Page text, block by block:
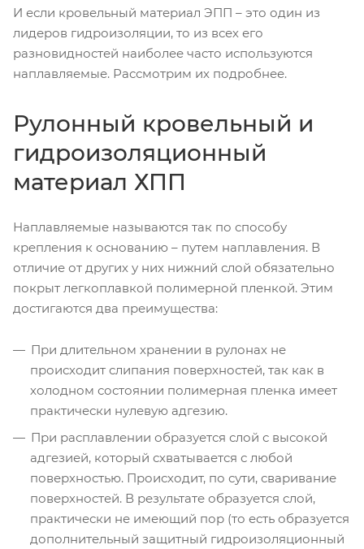
И если кровельный материал ЭПП – это один из
лидеров гидроизоляции, то из всех его
разновидностей наиболее часто используются
наплавляемые. Рассмотрим их подробнее.
Рулонный кровельный и
гидроизоляционный
материал ХПП
Наплавляемые называются так по способу
крепления к основанию – путем наплавления. В
отличие от других у них нижний слой обязательно
покрыт легкоплавкой полимерной пленкой. Этим
достигаются два преимущества:
При длительном хранении в рулонах не
происходит слипания поверхностей, так как в
холодном состоянии полимерная пленка имеет
практически нулевую адгезию.
При расплавлении образуется слой с высокой
адгезией, который схватывается с любой
поверхностью. Происходит, по сути, сваривание
поверхностей. В результате образуется слой,
практически не имеющий пор (то есть образуется
дополнительный защитный гидроизоляционный